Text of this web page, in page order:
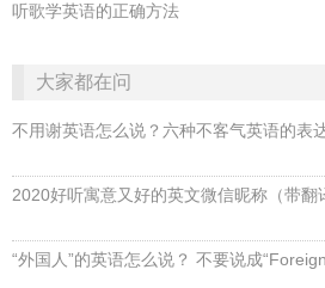
听歌学英语的正确方法
大家都在问
不用谢英语怎么说？六种不客气英语的表
2020好听寓意又好的英文微信昵称（带翻
“外国人”的英语怎么说？ 不要说成